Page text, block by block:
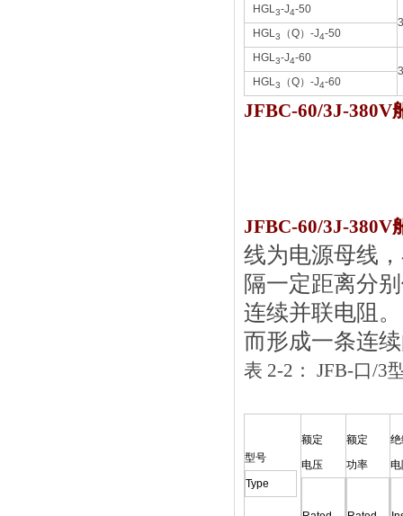
HGL 3-J4-50
HGL 3 （Q）-J4-50
HGL 3-J4-60
HGL 3 （Q）-J4-60
JFBC-60/3J-380V
JFBC-60/3J-380V
线为电源母线
隔一定距离分别
连续并联电阻
而形成一条连续
表 2-2： JFB-
型号
Type
额定
电压
额定
功率